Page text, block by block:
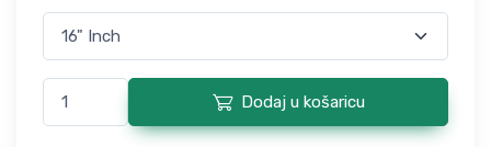
Dodaj u košaricu